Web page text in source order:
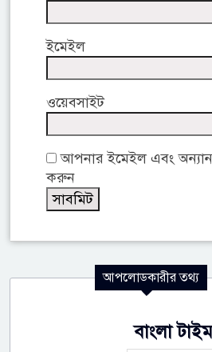
ইমেইল
ওয়েবসাইট
আপনার ইমেইল এবং
করুন
আপলোডকারীর তথ্য
বাংলা